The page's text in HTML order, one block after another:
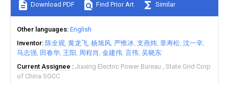
Download PDF Find Prior Art Similar
Other languages English
Inventor 陈全观 黄龙飞 杨旭风 严惟冰 支燕炜 章寿松 沈一辛
马志强 田春华 王阳 周程肖 金建伟 言伟 吴晓东
Current Assignee
Jiaxing Electric Power Bureau
State Grid Corp
of China SGCC